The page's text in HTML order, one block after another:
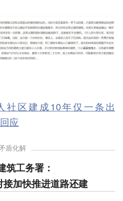
社区建成10年仅一条出
应
盾化解
筑工务署：
加快推进道路还建